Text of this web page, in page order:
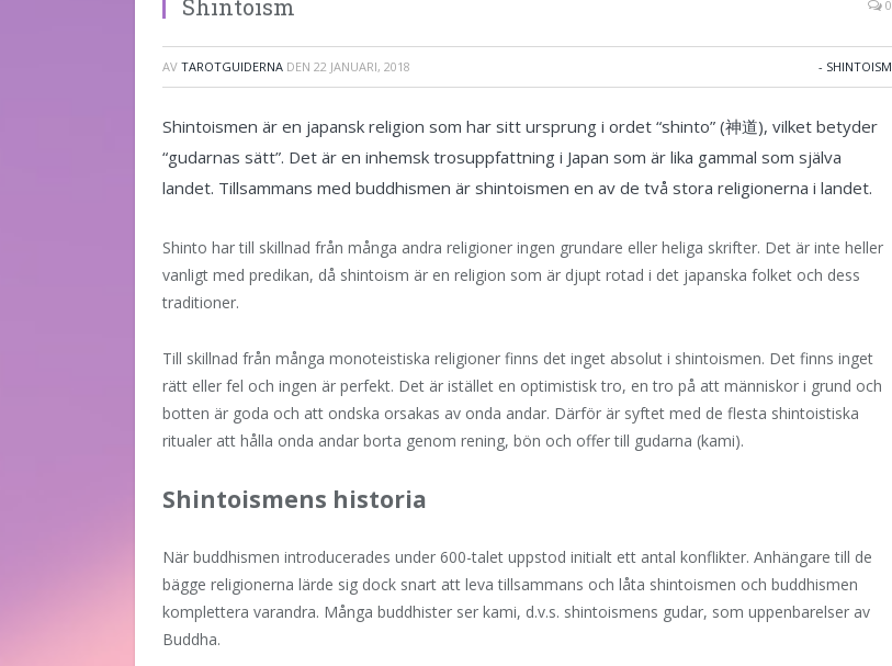
Shintoism 0
AV TAROTGUIDERNA DEN 22 JANUARI, 2018 - SHINTOISM
Shintoismen är en japansk religion som har sitt ursprung i ordet “shinto” (神道), vilket betyder
“gudarnas sätt”. Det är en inhemsk trosuppfattning i Japan som är lika gammal som själva
landet. Tillsammans med buddhismen är shintoismen en av de två stora religionerna i landet.
Shinto har till skillnad från många andra religioner ingen grundare eller heliga skrifter. Det är inte heller
vanligt med predikan, då shintoism är en religion som är djupt rotad i det japanska folket och dess
traditioner.
Till skillnad från många monoteistiska religioner finns det inget absolut i shintoismen. Det finns inget
rätt eller fel och ingen är perfekt. Det är istället en optimistisk tro, en tro på att människor i grund och
botten är goda och att ondska orsakas av onda andar. Därför är syftet med de flesta shintoistiska
ritualer att hålla onda andar borta genom rening, bön och offer till gudarna (kami).
Shintoismens historia
När buddhismen introducerades under 600-talet uppstod initialt ett antal konflikter. Anhängare till de
bägge religionerna lärde sig dock snart att leva tillsammans och låta shintoismen och buddhismen
komplettera varandra. Många buddhister ser kami, d.v.s. shintoismens gudar, som uppenbarelser av
Buddha.